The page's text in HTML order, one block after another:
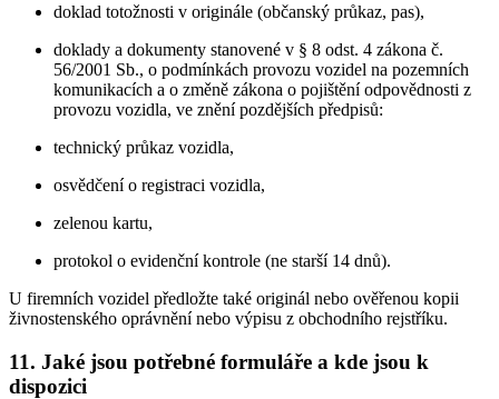
doklad totožnosti v originále (občanský průkaz, pas),
doklady a dokumenty stanovené v § 8 odst. 4 zákona č.
56/2001 Sb., o podmínkách provozu vozidel na pozemních
komunikacích a o změně zákona o pojištění odpovědnosti z
provozu vozidla, ve znění pozdějších předpisů:
technický průkaz vozidla,
osvědčení o registraci vozidla,
zelenou kartu,
protokol o evidenční kontrole (ne starší 14 dnů).
U firemních vozidel předložte také originál nebo ověřenou kopii
živnostenského oprávnění nebo výpisu z obchodního rejstříku.
11. Jaké jsou potřebné formuláře a kde jsou k
dispozici